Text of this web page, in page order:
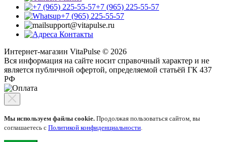
+7 (965) 225-55-57
+7 (965) 225-55-57
support@vitapulse.ru
Контакты
Интернет-магазин VitaPulse © 2026
Вся информация на сайте носит справочный характер и не
является публичной офертой, определяемой статьёй ГК 437
РФ
Мы используем файлы cookie. Продолжая пользоваться сайтом, вы
соглашаетесь с Политикой конфиденциальности.